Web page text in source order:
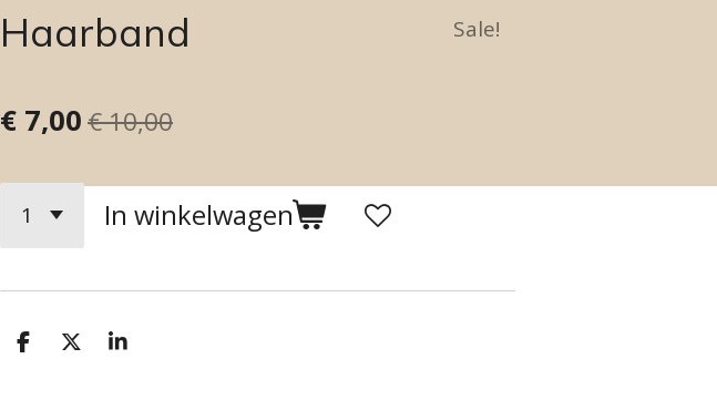
Haarband Sale!
€ 7,00 € 10,00
In winkelwagen
D
D
S